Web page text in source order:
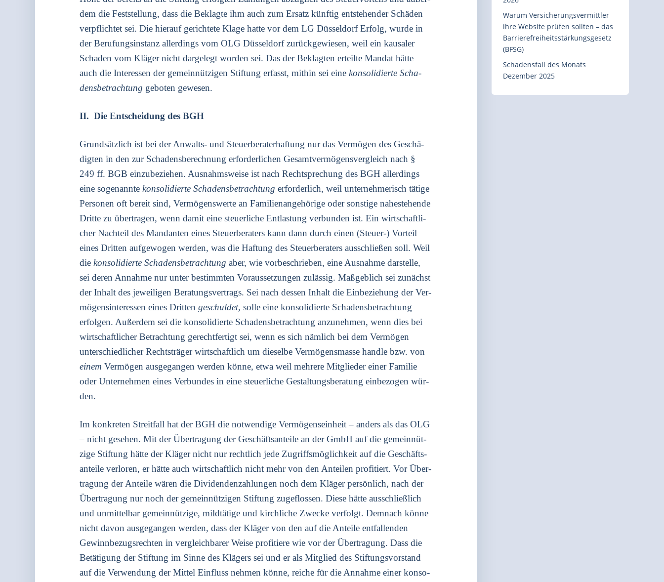
dem die Fest­stel­lung, dass die Beklag­te ihm auch zum Ersatz künf­tig ent­ste­hen­der Schä­den
ver­pflich­tet sei. Die hier­auf gerich­te­te Kla­ge hat­te vor dem LG Düs­sel­dorf Erfolg, wur­de in
der Beru­fungs­in­stanz aller­dings vom OLG Düs­sel­dorf zurück­ge­wie­sen, weil ein kau­sa­ler
Scha­den vom Klä­ger nicht dar­ge­legt wor­den sei. Das der Beklag­ten erteil­te Man­dat hät­te
auch die Inter­es­sen der gemein­nüt­zi­gen Stif­tung erfasst, mit­hin sei eine kon­so­li­dier­te Scha­
dens­be­trach­tung gebo­ten gewe­sen.
II. Die Ent­schei­dung des BGH
Grund­sätz­lich ist bei der Anwalts- und Steu­er­be­ra­ter­haf­tung nur das Ver­mö­gen des Geschä­
dig­ten in den zur Scha­dens­be­rech­nung erfor­der­li­chen Gesamt­ver­mö­gens­ver­gleich nach §
249 ff. BGB ein­zu­be­zie­hen. Aus­nahms­wei­se ist nach Recht­spre­chung des BGH aller­dings
eine soge­nann­te kon­so­li­dier­te Scha­dens­be­trach­tung erfor­der­lich, weil unter­neh­me­risch täti­ge
Per­so­nen oft bereit sind, Ver­mö­gens­wer­te an Fami­li­en­an­ge­hö­ri­ge oder sons­ti­ge nahe­ste­hen­de
Drit­te zu über­tra­gen, wenn damit eine steu­er­li­che Ent­las­tung ver­bun­den ist. Ein wirt­schaft­li­
cher Nach­teil des Man­dan­ten eines Steu­er­be­ra­ters kann dann durch einen (Steu­er-) Vor­teil
eines Drit­ten auf­ge­wo­gen wer­den, was die Haf­tung des Steu­er­be­ra­ters aus­schlie­ßen soll. Weil
die kon­so­li­dier­te Scha­dens­be­trach­tung aber, wie vor­be­schrie­ben, eine Aus­nah­me dar­stel­le,
sei deren Annah­me nur unter bestimm­ten Vor­aus­set­zun­gen zuläs­sig. Maß­geb­lich sei zunächst
der Inhalt des jewei­li­gen Bera­tungs­ver­trags. Sei nach des­sen Inhalt die Ein­be­zie­hung der Ver­
mö­gens­in­ter­es­sen eines Drit­ten geschul­det, sol­le eine kon­so­li­dier­te Scha­dens­be­trach­tung
erfol­gen. Außer­dem sei die kon­so­li­dier­te Scha­dens­be­trach­tung anzu­neh­men, wenn dies bei
wirt­schaft­li­cher Betrach­tung gerecht­fer­tigt sei, wenn es sich näm­lich bei dem Ver­mö­gen
unter­schied­li­cher Rechts­trä­ger wirt­schaft­lich um die­sel­be Ver­mö­gens­mas­se hand­le bzw. von
einem Ver­mö­gen aus­ge­gan­gen wer­den kön­ne, etwa weil meh­re­re Mit­glie­der einer Fami­lie
oder Unter­neh­men eines Ver­bun­des in eine steu­er­li­che Gestal­tungs­be­ra­tung ein­be­zo­gen wür­
den.
Im kon­kre­ten Streit­fall hat der BGH die not­wen­di­ge Ver­mö­gens­ein­heit – anders als das OLG
– nicht gese­hen. Mit der Über­tra­gung der Geschäfts­an­tei­le an der GmbH auf die gemein­nüt­
zi­ge Stif­tung hät­te der Klä­ger nicht nur recht­lich jede Zugriffs­mög­lich­keit auf die Geschäfts­
an­tei­le ver­lo­ren, er hät­te auch wirt­schaft­lich nicht mehr von den Antei­len pro­fi­tiert. Vor Über­
tra­gung der Antei­le wären die Divi­den­den­zah­lun­gen noch dem Klä­ger per­sön­lich, nach der
Über­tra­gung nur noch der gemein­nüt­zi­gen Stif­tung zuge­flos­sen. Die­se hät­te aus­schließ­lich
und unmit­tel­bar gemein­nüt­zi­ge, mild­tä­ti­ge und kirch­li­che Zwe­cke ver­folgt. Dem­nach kön­ne
nicht davon aus­ge­gan­gen wer­den, dass der Klä­ger von den auf die Antei­le ent­fal­len­den
Gewinn­be­zugs­rech­ten in ver­gleich­ba­rer Wei­se pro­fi­tie­re wie vor der Über­tra­gung. Dass die
Betä­ti­gung der Stif­tung im Sin­ne des Klä­gers sei und er als Mit­glied des Stif­tungs­vor­stand
auf die Ver­wen­dung der Mit­tel Ein­fluss neh­men kön­ne, rei­che für die Annah­me einer kon­so­
Warum Versicherungsvermittler
ihre Website prüfen sollten – das
Barrierefreiheitsstärkungsgesetz
(BFSG)
Schadensfall des Monats
Dezember 2025